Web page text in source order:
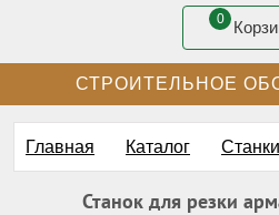
0
СТРОИТЕЛЬНОЕ
Главная Каталог
Станок для резки